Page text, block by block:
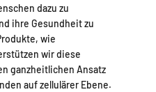
dazu zu
ihre Gesundheit zu
wie
wir diese
ganzheitlichen Ansatz
auf zellulärer Ebene.